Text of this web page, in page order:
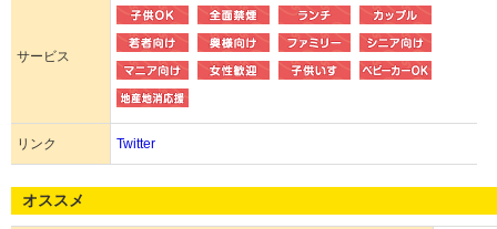
サービス
リンク Twitter
オススメ